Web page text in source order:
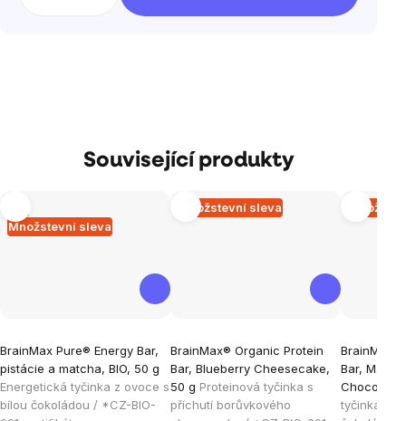
Související produkty
Množstevní sleva
BrainMax Pure® Energy Bar,
pistácie a matcha, BIO, 50 g
Energetická tyčinka z ovoce s
bílou čokoládou / *CZ-BIO-
hodnocení
produktu
je
Množstevní sleva
BrainMax® Organic Protein
Bar, Blueberry Cheesecake,
50 g Proteinová tyčinka s
příchutí borůvkového
hodnocení
produktu
je
BrainMax®
Bar,
tyčinka s
produktu
je